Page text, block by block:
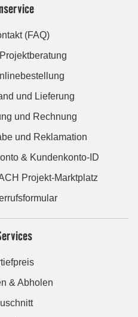
(FAQ)
und Lieferung
und Rechnung
und Reklamation
& Kundenkonto-ID
Projekt-Marktplatz
& Abholen